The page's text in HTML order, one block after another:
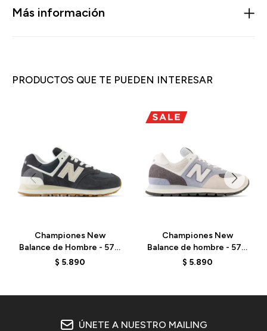
Más información
PRODUCTOS QUE TE PUEDEN INTERESAR
Championes New
Balance de Hombre - 574
- ML574DBH - BLACK
$ 5.890
Championes New
Balance de hombre - 574
- ML574D2G - GREY
$ 5.890
ÚNETE A NUESTRO MAILING